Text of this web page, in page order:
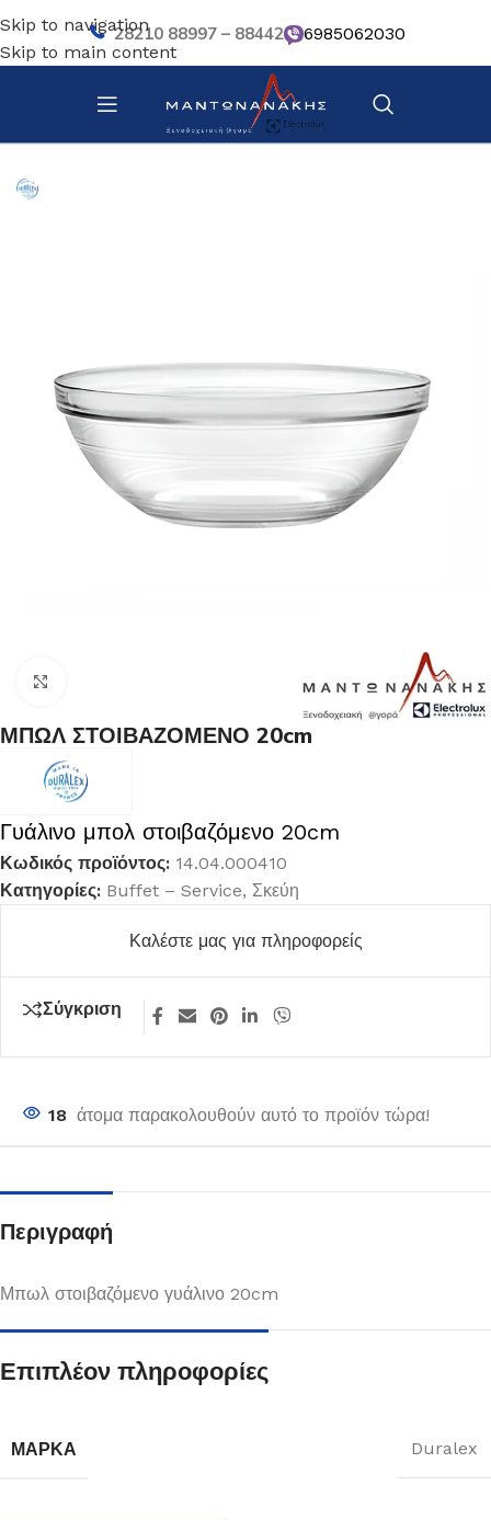
Skip to navigation
Skip to main content
28210 88997 – 88442 6985062030
Αρχική σελίδα/
ΜΠΩΛ ΣΤΟΙΒΑΖΟΜΕΝΟ 20cm
Γυάλινο μπολ στοιβαζόμενο 20cm
Κωδικός προϊόντος: 14.04.000410
Κατηγορίες: Buffet – Service, Σκεύη
Καλέστε μας για πληροφορείς
Σύγκριση
18 άτομα παρακολουθούν αυτό το προϊόν τώρα!
Περιγραφή
Μπωλ στοιβαζόμενο γυάλινο 20cm
Επιπλέον πληροφορίες
ΜΆΡΚΑ Duralex